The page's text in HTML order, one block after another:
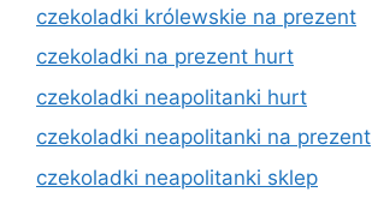
czekoladki królewskie na prezent
czekoladki na prezent hurt
czekoladki neapolitanki hurt
czekoladki neapolitanki na prezent
czekoladki neapolitanki sklep